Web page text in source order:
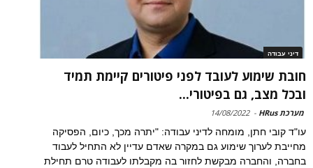
דיני עבודה
חובת שימוע לעובד לפני פיטורים קיימת תמיד
ובכל מצב, גם בפיטורי...
מערכת HRus -
14/08/2022
עו"ד קובי חתן, מומחה לדיני עבודה: "יתרה מכך, כיום, הפסיקה
מחייבת לערוך שימוע גם במקרה שאדם עדיין לא התחיל לעבוד
בחברה, והחברה מבקשת לחזור בה מקבלתו לעבודה טרם תחילת